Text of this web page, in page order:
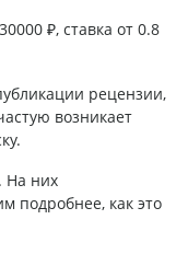
₽, ставка от 0.8
рецензии,
возникает
На них
подробнее, как это